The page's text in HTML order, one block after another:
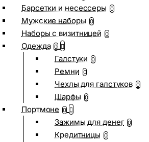
Барсетки и несессеры 0
Мужские наборы 0
Наборы с визитницей 0
Одежда 0
Галстуки 0
Ремни 0
Чехлы для галстуков 0
Шарфы 0
Портмоне 0
Зажимы для денег 0
Кредитницы 0